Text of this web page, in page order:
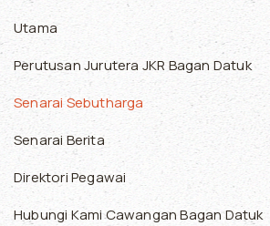
Utama
Perutusan Jurutera JKR Bagan Datuk
Senarai Sebutharga
Senarai Berita
Direktori Pegawai
Hubungi Kami Cawangan Bagan Datuk